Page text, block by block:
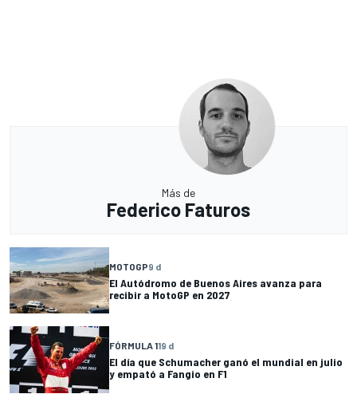
Más de
Federico Faturos
MOTOGP9 d
El Autódromo de Buenos Aires avanza para
recibir a MotoGP en 2027
FÓRMULA 119 d
El día que Schumacher ganó el mundial en julio
y empató a Fangio en F1